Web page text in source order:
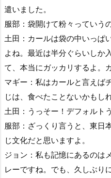
遣いました。
服部：袋開けて粉々っていう
土田：カールは袋の中いっぱ
よね。最近は半分ぐらいしか
て、本当にガッカリするよ。
マギー：私はカールと言えば
じは、食べたことないかもし
土田：うっそー！デフォルト
服部：ざっくり言うと、東日
じ文化だと思いますよ。
ジョン：私も記憶にあるのは
レーですね。でも、久しぶり